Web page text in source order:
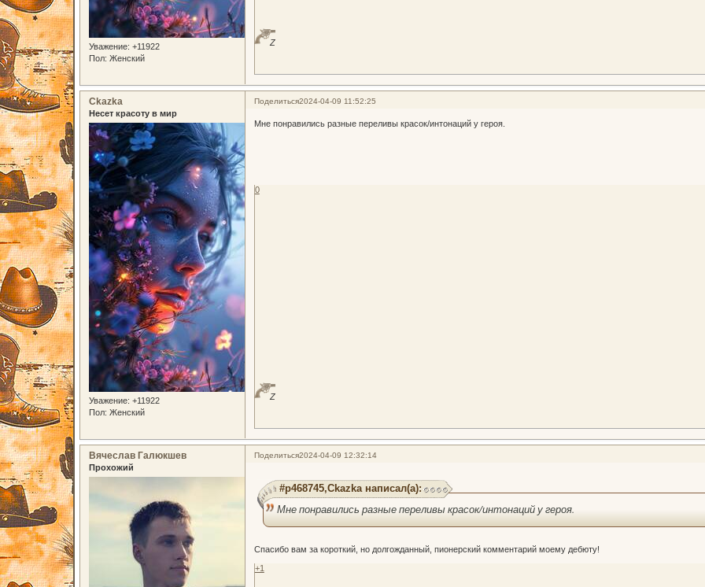
Уважение: +11922
Пол: Женский
Z
Поделиться2024-04-09 11:52:25
Ckazka
Несет красоту в мир
Уважение: +11922
Пол: Женский
Мне понравились разные переливы красок/интонаций у героя.
Z
0
Поделиться2024-04-09 12:32:14
Вячеслав Галюкшев
Прохожий
#p468745,Ckazka написал(а):
Мне понравились разные переливы красок/интонаций у героя.
Спасибо вам за короткий, но долгожданный, пионерский комментарий моему дебюту!
+1